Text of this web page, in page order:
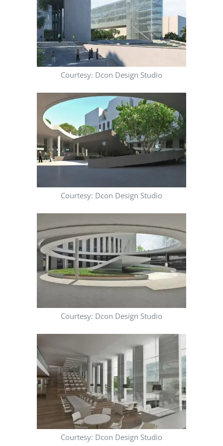
Courtesy: Dcon Design Studio
Courtesy: Dcon Design Studio
Courtesy: Dcon Design Studio
Courtesy: Dcon Design Studio